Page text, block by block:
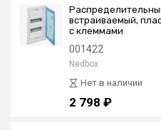
встраиваемый,
с клеммами
001422
Nedbox
Нет в наличии
2 798 ₽